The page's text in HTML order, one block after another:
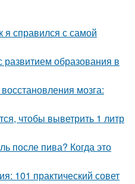
я справился с самой
образования в
мозга:
чтобы выветрить 1 литр
после пива? Когда это
101 практический совет